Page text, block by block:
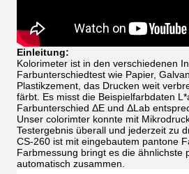
Einleitung:
Kolorimeter ist in den verschiedenen
Farbunterschiedtest wie Papier,
Plastikzement, das Drucken weit
färbt. Es misst die Beispielfarbdaten
Farbunterschied ΔE und ΔLab
Unser colorimter konnte mit
Testergebnis überall und jederzeit zu
CS-260 ist mit eingebautem pantone
Farbmessung bringt es die ähnlichste
automatisch zusammen.